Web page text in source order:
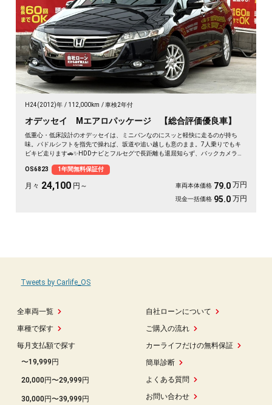
H24(2012)年 112,000km 車検2年付
オデッセイ Mエアロパッケージ 【総合評価優良車】
低重心・低床設計のオデッセイは、ミニバンなのにスッと軽快に走るのが持ち
味。パドルシフトを指先で操れば、坂道や追い越しも意のまま。7人乗りでもキ
ビキビ走ります🚗✨HDDナビとフルセグで長距離も退屈知らず、バックカメラで
日は仕事の相棒に。3列目は床下格納で荷室もフラットに広がります💫黒ボディ
の艶も見応えあり。走りも使い勝手も欲張れる一台です👍《1年保証付》
OS6823 1年間無料保証付
月々 24,100 円～ 車両本体価格 79.0 万円
現金一括価格 95.0 万円
全車両一覧
車種で探す
毎月支払額で探す
〜19,999円
20,000円〜29,999円
30,000円〜39,999円
自社ローンについて
ご購入の流れ
カーライフだけの無料保証
簡単診断
よくある質問
お問い合わせ
Tweets by Carlife_OS